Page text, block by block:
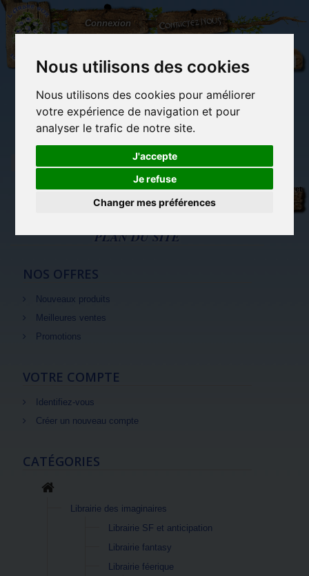
Nous utilisons des cookies
Nous utilisons des cookies pour améliorer
votre expérience de navigation et pour
analyser le trafic de notre site.
J'accepte
Je refuse
Changer mes préférences
L'Arbre
aux
100.000
Connexion Contactez-nous
(vide)
Librairie des
Carterie
originale
Activités
détente et jeux
Objets déco et
PLAN DU SITE
NOS OFFRES
Nouveaux produits
Meilleures ventes
Promotions
VOTRE COMPTE
Identifiez-vous
Créer un nouveau compte
CATÉGORIES
Librairie des imaginaires
Librairie SF et anticipation
Librairie fantasy
Librairie féerique